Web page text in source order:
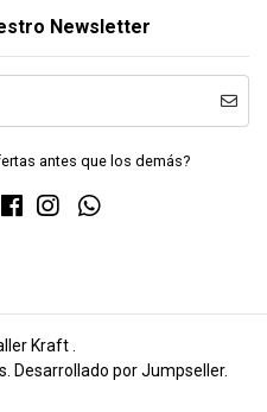
Newsletter
antes que los demás?
Kraft .
Desarrollado por Jumpseller.